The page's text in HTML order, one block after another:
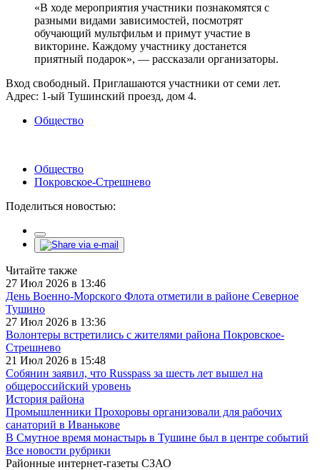
«В ходе мероприятия участники познакомятся с
разными видами зависимостей, посмотрят
обучающий мультфильм и примут участие в
викторине. Каждому участнику достанется
приятный подарок», — рассказали организаторы.
Вход свободный. Приглашаются участники от семи лет.
Адрес: 1-ый Тушинский проезд, дом 4.
Общество
Общество
Покровское-Стрешнево
Поделиться новостью:
Читайте также
27 Июл 2026 в 13:46
День Военно-Морского Флота отметили в районе Северное
Тушино
27 Июл 2026 в 13:36
Волонтеры встретились с жителями района Покровское-
Стрешнево
21 Июл 2026 в 15:48
Собянин заявил, что Russpass за шесть лет вышел на
общероссийский уровень
История района
Промышленники Прохоровы организовали для рабочих
санаторий в Иванькове
В Смутное время монастырь в Тушине был в центре событий
Все новости рубрики
Районные интернет-газеты СЗАО